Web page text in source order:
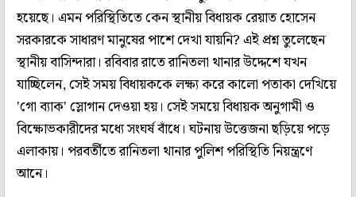
হয়েছে। এমন পরিস্থিতিতে কেন স্থানীয় বিধায়ক রেয়াত হোসেন
সরকারকে সাধারণ মানুষের পাশে দেখা যায়নি? এই প্রশ্ন তুলেছেন
স্থানীয় বাসিন্দারা। রবিবার রাতে রানিতলা থানার উদ্দেশে যখন
যাচ্ছিলেন, সেই সময় বিধায়ককে লক্ষ্য করে কালো পতাকা দেখিয়ে
'গো ব্যাক' স্লোগান দেওয়া হয়। সেই সময়ে বিধায়ক অনুগামী ও
বিক্ষোভকারীদের মধ্যে সংঘর্ষ বাঁধে। ঘটনায় উত্তেজনা ছড়িয়ে পড়ে
এলাকায়। পরবর্তীতে রানিতলা থানার পুলিশ পরিস্থিতি নিয়ন্ত্রণে
আনে।